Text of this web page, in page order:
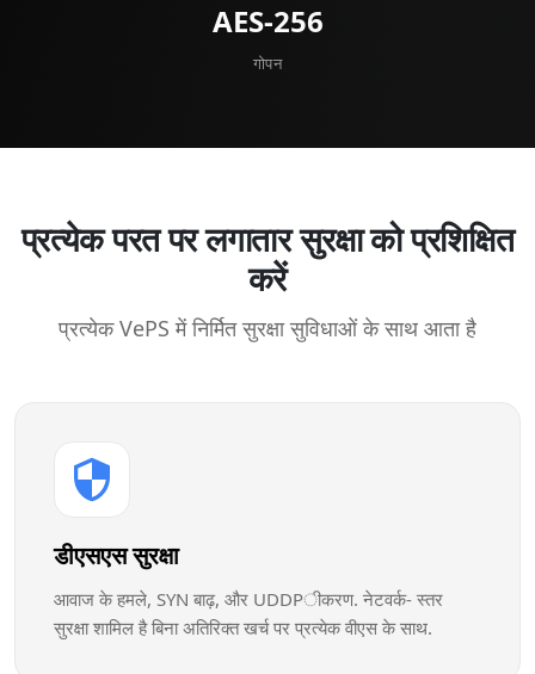
AES-256
गोपन
प्रत्येक परत पर लगातार सुरक्षा को प्रशिक्षित
करें
प्रत्येक VePS में निर्मित सुरक्षा सुविधाओं के साथ आता है
डीएसएस सुरक्षा
आवाज के हमले, SYN बाढ़, और UDDPीकरण. नेटवर्क- स्तर
सुरक्षा शामिल है बिना अतिरिक्त खर्च पर प्रत्येक वीएस के साथ.